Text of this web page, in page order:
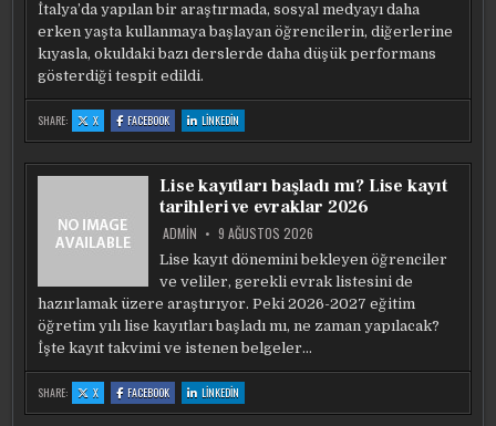
İtalya’da yapılan bir araştırmada, sosyal medyayı daha
erken yaşta kullanmaya başlayan öğrencilerin, diğerlerine
kıyasla, okuldaki bazı derslerde daha düşük performans
gösterdiği tespit edildi.
SHARE: X:
KÜÇÜK
YAŞTA
MEDYA
KULLANIMI
FACEBOOK:
KÜÇÜK
YAŞTA
MEDYA
OKUL
BAŞARISINI
ETKILIYOR
LINKEDIN
KÜÇÜK
YAŞTA
MEDYA
OKUL
BAŞARISINI
ETKILIYOR
Lise kayıtları başladı mı? Lise kayıt
tarihleri ve evraklar 2026
ADMIN 9 AĞUSTOS 2026
Lise kayıt dönemini bekleyen öğrenciler
ve veliler, gerekli evrak listesini de
hazırlamak üzere araştırıyor. Peki 2026-2027 eğitim
öğretim yılı lise kayıtları başladı mı, ne zaman yapılacak?
İşte kayıt takvimi ve istenen belgeler…
SHARE: X:
LISE
KAYITLARI
FACEBOOK:
LISE
KAYITLARI
LINKEDIN
LISE
KAYITLARI